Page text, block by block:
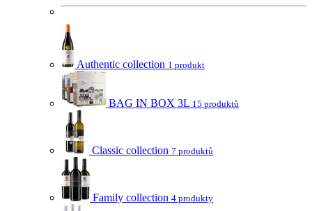
Authentic collection 1 produkt
BAG IN BOX 3L 15 produktů
Classic collection 7 produktů
Family collection 4 produkty